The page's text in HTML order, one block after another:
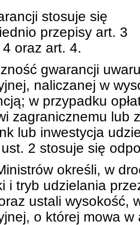
stosuje się
przepisy art. 3
oraz art. 4.
gwarancji
naliczanej w
w przypadku
zagranicznemu lub
lub inwestycja
2 stosuje się
określi, w
i tryb udzielania
ustali wysokość,
o której mowa w